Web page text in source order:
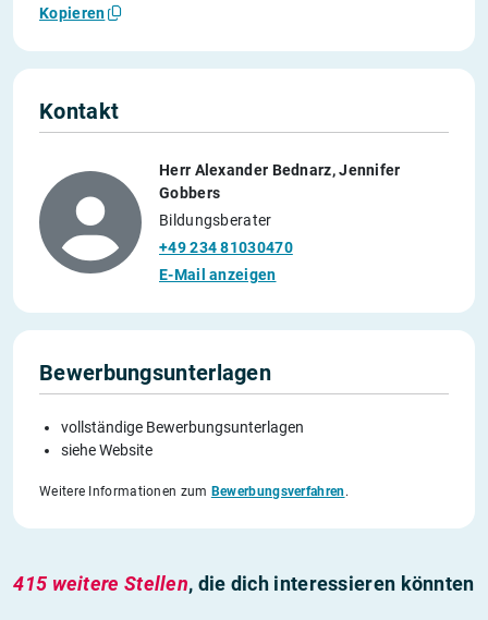
Kopieren
Kontakt
Herr Alexander Bednarz, Jennifer
Gobbers
Bildungsberater
+49 234 81030470
E-Mail anzeigen
Bewerbungsunterlagen
vollständige Bewerbungsunterlagen
siehe Website
Weitere Informationen zum Bewerbungsverfahren.
415 weitere Stellen, die dich interessieren könnten